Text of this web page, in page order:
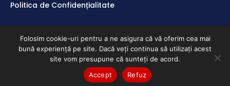
Politica de Confidențialitate
ClubEconomic @2026
Folosim cookie-uri pentru a ne asigura că vă oferim cea mai
bună experiență pe site. Dacă veți continua să utilizați acest
site vom presupune că sunteți de acord.
Accept
Refuz